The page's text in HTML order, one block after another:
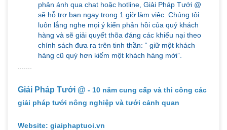
phản ánh qua chat hoặc hotline, Giải Pháp Tưới @
sẽ hỗ trợ bạn ngay trong 1 giờ làm việc. Chúng tôi
luôn lắng nghe mọi ý kiến phản hồi của quý khách
hàng và sẽ giải quyết thõa đáng các khiếu nại theo
chính sách đưa ra trên tinh thần: “ giữ một khách
hàng cũ quý hơn kiếm một khách hàng mới”.
Giải Pháp Tưới @ - 10 năm cung cấp và thi công các
giải pháp tưới nông nghiệp và tưới cảnh quan
Website: giaiphaptuoi.vn